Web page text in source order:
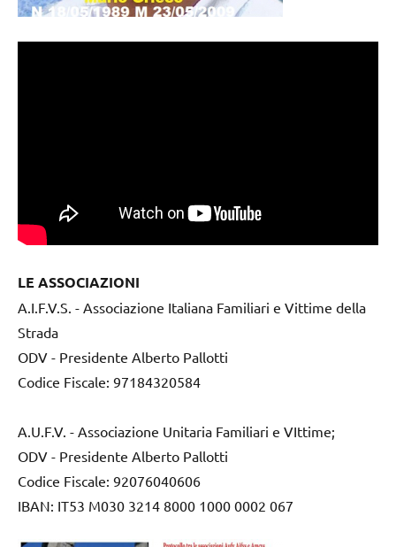
LE ASSOCIAZIONI
A.I.F.V.S. - Associazione Italiana Familiari e Vittime della
Strada
ODV - Presidente Alberto Pallotti
Codice Fiscale: 97184320584
A.U.F.V. - Associazione Unitaria Familiari e VIttime;
ODV - Presidente Alberto Pallotti
Codice Fiscale: 92076040606
IBAN: IT53 M030 3214 8000 1000 0002 067